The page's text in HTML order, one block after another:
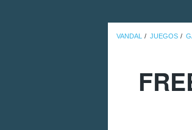
VANDAL JUEGOS